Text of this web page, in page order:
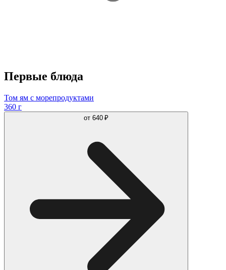
Первые блюда
Том ям с морепродуктами
360 г
от 640 ₽